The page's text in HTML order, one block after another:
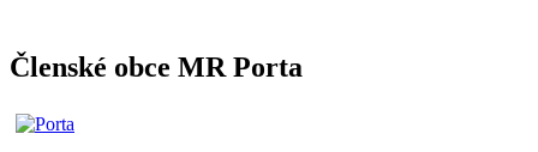
Členské obce MR Porta